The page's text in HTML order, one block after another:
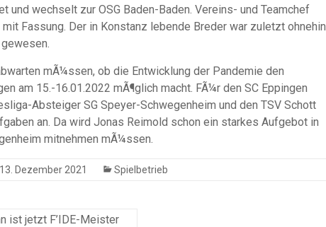
und wechselt zur OSG Baden-Baden. Vereins- und Teamchef
Fassung. Der in Konstanz lebende Breder war zuletzt ohnehin
mÃ¼ssen, ob die Entwicklung der Pandemie den
am 15.-16.01.2022 mÃ¶glich macht. FÃ¼r den SC Eppingen
Absteiger SG Speyer-Schwegenheim und den TSV Schott
an. Da wird Jonas Reimold schon ein starkes Aufgebot in
mitnehmen mÃ¼ssen.
13. Dezember 2021 Spielbetrieb
ist jetzt F’IDE-Meister